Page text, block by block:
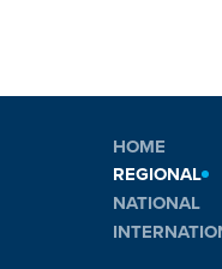
HOME
REGIONAL
NATIONAL